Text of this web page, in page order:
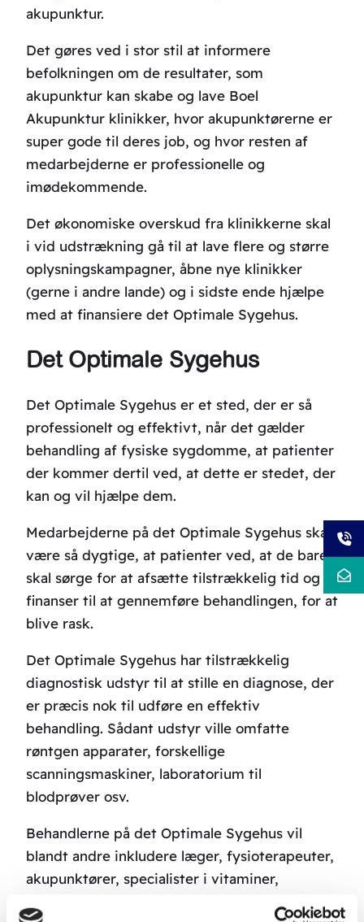
akupunktur.
Det gøres ved i stor stil at informere
befolkningen om de resultater, som
akupunktur kan skabe og lave Boel
Akupunktur klinikker, hvor akupunktørerne er
super gode til deres job, og hvor resten af
medarbejderne er professionelle og
imødekommende.
Det økonomiske overskud fra klinikkerne skal
i vid udstrækning gå til at lave flere og større
oplysningskampagner, åbne nye klinikker
(gerne i andre lande) og i sidste ende hjælpe
med at finansiere det Optimale Sygehus.
Det Optimale Sygehus
Det Optimale Sygehus er et sted, der er så
professionelt og effektivt, når det gælder
behandling af fysiske sygdomme, at patienter
der kommer dertil ved, at dette er stedet, der
kan og vil hjælpe dem.
Medarbejderne på det Optimale Sygehus skal
være så dygtige, at patienter ved, at de bare
skal sørge for at afsætte tilstrækkelig tid og
finanser til at gennemføre behandlingen, for at
blive rask.
Det Optimale Sygehus har tilstrækkelig
diagnostisk udstyr til at stille en diagnose, der
er præcis nok til udføre en effektiv
behandling. Sådant udstyr ville omfatte
røntgen apparater, forskellige
scanningsmaskiner, laboratorium til
blodprøver osv.
Behandlerne på det Optimale Sygehus vil
blandt andre inkludere læger, fysioterapeuter,
akupunktører, specialister i vitaminer,